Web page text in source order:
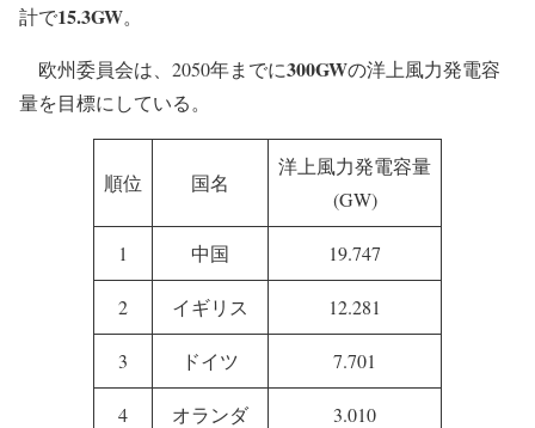
計で15.3GW。
欧州委員会は、2050年までに300GWの洋上風力発電容
量を目標にしている。
順位 国名
洋上風力発電容量
(GW)
1 中国 19.747
2 イギリス 12.281
3 ドイツ 7.701
4 オランダ 3.010